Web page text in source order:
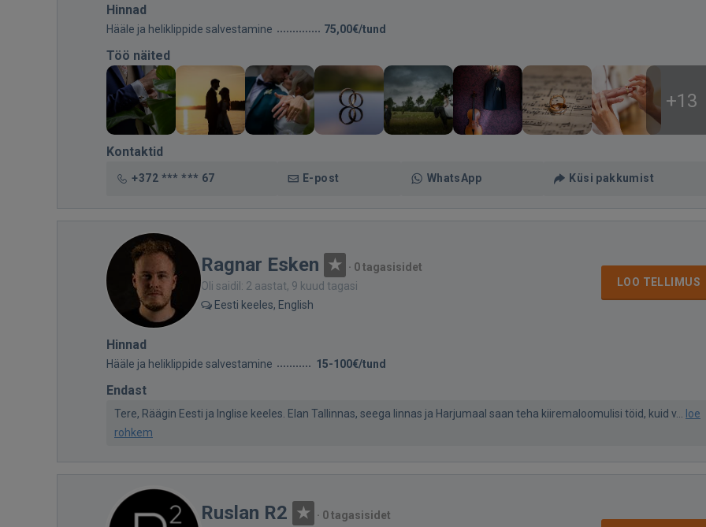
Hinnad
Hääle ja heliklippide salvestamine 75,00€/tund
Töö näited
+13
Kontaktid
+372 *** *** 67 E-post WhatsApp Küsi pakkumist
Ragnar Esken · 0 tagasisidet
Oli saidil: 2 aastat, 9 kuud tagasi
Eesti keeles, English
LOO TELLIMUS
Hinnad
Hääle ja heliklippide salvestamine 15-100€/tund
Endast
Tere, Räägin Eesti ja Inglise keeles. Elan Tallinnas, seega linnas ja Harjumaal saan teha kiiremaloomulisi töid, kuid v...
loe
rohkem
Ruslan R2 · 0 tagasisidet